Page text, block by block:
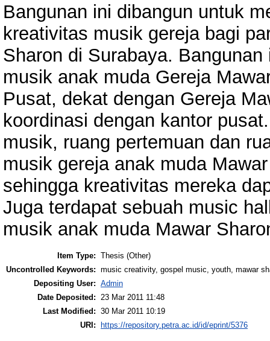
Bangunan ini dibangun untuk
kreativitas musik gereja bagi
Sharon di Surabaya.
musik anak muda Gereja
Pusat, dekat dengan Gereja
koordinasi dengan kantor
musik, ruang pertemuan dan
musik gereja anak muda
sehingga kreativitas mereka
Juga terdapat sebuah music
musik anak muda Mawar
Item Type: Thesis (Other)
Uncontrolled Keywords: music creativity, gospel music, youth, mawar
Depositing User: Admin
Date Deposited:
23 Mar 2011 11:48
Last Modified: 30 Mar 2011 10:19
URI: https://repository.petra.ac.id/id/eprint/5376